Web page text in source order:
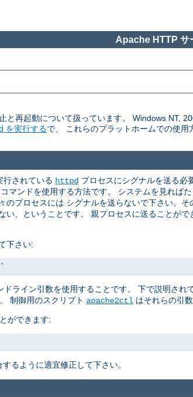
Apache HTTP サ
再起動について扱っています。 Windows NT,
を実行するで、 これらのプラットホームでの使用
行されている httpd プロセスにシグナルを送る必
コマンドを使用する方法です。 システムを見れば
プロセスには シグナルを送らないで下さい。そ
、ということです。 親プロセスに送ることが
下さい:
ドライン引数を使用することです。 下で説明され
制御用のスクリプト apache2ctl はそれらの引
ができます:
るように適宜修正して下さい。